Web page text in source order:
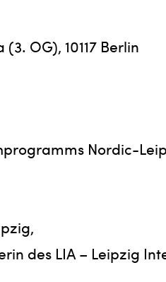
OG), 10117 Berlin
Nordic-
des LIA – Leipzig